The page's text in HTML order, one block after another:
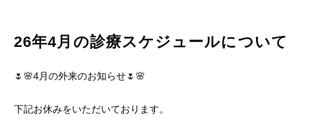
26年4月の診療スケジュールについて
🌷🌸4月の外来のお知らせ🌷🌸
下記お休みをいただいております。